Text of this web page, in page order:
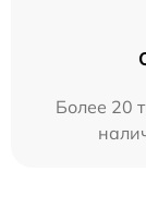
Более 20